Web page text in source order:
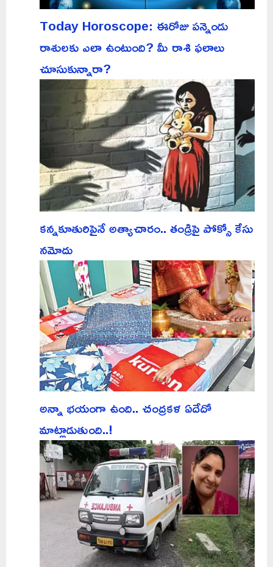
Today Horoscope: ఈరోజు పన్నెండు
రాశులకు ఎలా ఉంటుంది? మీ రాశి ఫలాలు
చూసుకున్నారా?
కన్నకూతురిపైనే అత్యాచారం.. తండ్రిపై పోక్సో కేసు
నమోదు
అన్నా భయంగా ఉంది.. చంద్రకళ ఏదేదో
మాట్లాడుతుంది..!